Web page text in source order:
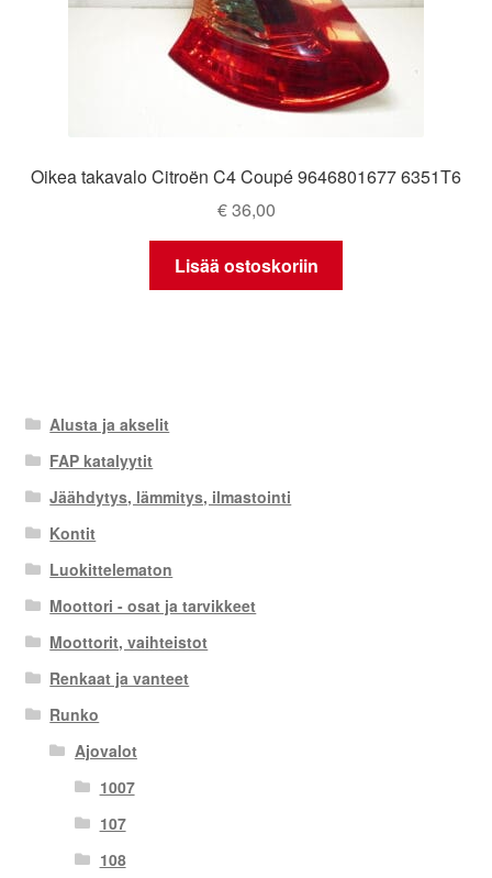
Oikea takavalo Citroën C4 Coupé 9646801677 6351T6
€36,00
Lisää ostoskoriin
Alusta ja akselit
FAP katalyytit
Jäähdytys, lämmitys, ilmastointi
Kontit
Luokittelematon
Moottori - osat ja tarvikkeet
Moottorit, vaihteistot
Renkaat ja vanteet
Runko
Ajovalot
1007
107
108